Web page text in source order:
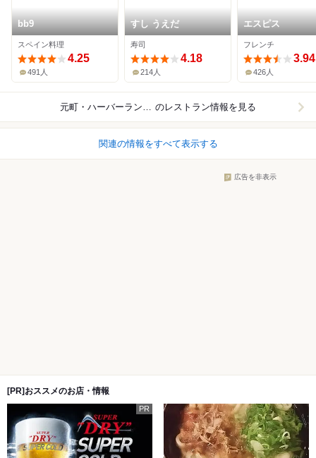
bb9
スペイン料理
4.25
491人
すし うえだ
寿司
4.18
214人
エスピス
フレンチ
3.94
426人
元町・ハーバーランド周辺 のレストラン情報を見る
関連の情報をすべて表示する
広告を非表示
[PR]おススメのお店・情報
PR